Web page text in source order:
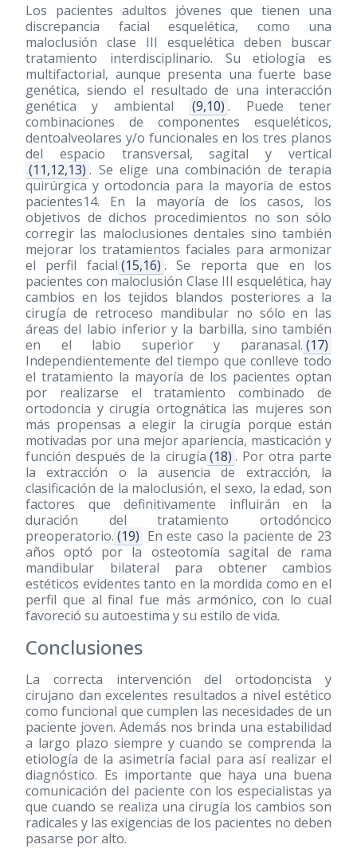
Los pacientes adultos jóvenes que tienen una
discrepancia facial esquelética, como una
maloclusión clase III esquelética deben buscar
tratamiento interdisciplinario. Su etiología es
multifactorial, aunque presenta una fuerte base
genética, siendo el resultado de una interacción
genética y ambiental
(9,10) . Puede tener
combinaciones de componentes esqueléticos,
dentoalveolares y/o funcionales en los tres planos
del espacio transversal, sagital y vertical
(11,12,13) . Se elige una combinación de terapia
quirúrgica y ortodoncia para la mayoría de estos
pacientes14. En la mayoría de los casos, los
objetivos de dichos procedimientos no son sólo
corregir las maloclusiones dentales sino también
mejorar los tratamientos faciales para armonizar
el perfil facial (15,16) . Se reporta que en los
pacientes con maloclusión Clase III esquelética, hay
cambios en los tejidos blandos posteriores a la
cirugía de retroceso mandibular no sólo en las
áreas del labio inferior y la barbilla, sino también
en el labio superior y paranasal. (17)
Independientemente del tiempo que conlleve todo
el tratamiento la mayoría de los pacientes optan
por realizarse el tratamiento combinado de
ortodoncia y cirugía ortognática las mujeres son
más propensas a elegir la cirugía porque están
motivadas por una mejor apariencia, masticación y
función después de la cirugía (18) . Por otra parte
la extracción o la ausencia de extracción, la
clasificación de la maloclusión, el sexo, la edad, son
factores que definitivamente influirán en la
duración del tratamiento ortodóncico
preoperatorio. (19) En este caso la paciente de 23
años optó por la osteotomía sagital de rama
mandibular bilateral para obtener cambios
estéticos evidentes tanto en la mordida como en el
perfil que al final fue más armónico, con lo cual
favoreció su autoestima y su estilo de vida.
Conclusiones
La correcta intervención del ortodoncista y
cirujano dan excelentes resultados a nivel estético
como funcional que cumplen las necesidades de un
paciente joven. Además nos brinda una estabilidad
a largo plazo siempre y cuando se comprenda la
etiología de la asimetría facial para así realizar el
diagnóstico. Es importante que haya una buena
comunicación del paciente con los especialistas ya
que cuando se realiza una cirugía los cambios son
radicales y las exigencias de los pacientes no deben
pasarse por alto.